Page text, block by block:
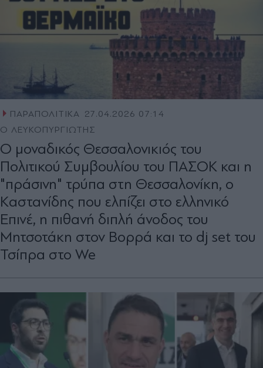
ΠΑΡΑΠΟΛΙΤΙΚΑ 27.04.2026 07:14
Ο ΛΕΥΚΟΠΥΡΓΙΩΤΗΣ
Ο μοναδικός Θεσσαλονικιός του
Πολιτικού Συμβουλίου του ΠΑΣΟΚ και η
"πράσινη" τρύπα στη Θεσσαλονίκη, o
Kαστανίδης που ελπίζει στο ελληνικό
Επινέ, η πιθανή διπλή άνοδος του
Μητσοτάκη στον Βορρά και το dj set του
Τσίπρα στο We